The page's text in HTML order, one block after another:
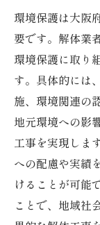
環境保護は大阪
要です。解体業
環境保護に取り
す。具体的には
施、環境関連の
地元環境への影
工事を実現しま
への配慮や実績
けることが可能
ことで、地域社